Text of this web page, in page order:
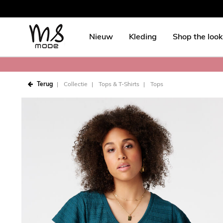
Nieuw Kleding Shop the look
Terug Collectie Tops & T-Shirts Tops